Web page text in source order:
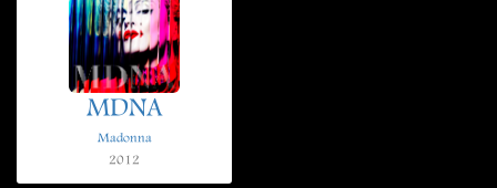
MDNA
Madonna
2012